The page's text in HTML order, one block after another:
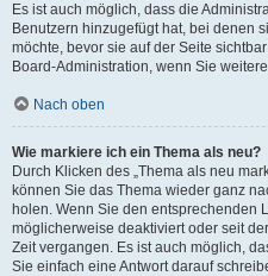
Es ist auch möglich, dass die
Benutzern hinzugefügt hat, bei denen
möchte, bevor sie auf der Seite
Board-Administration, wenn Sie
Nach oben
Wie markiere ich ein Thema als neu?
Durch Klicken des „Thema als neu
können Sie das Thema wieder ganz
holen. Wenn Sie den entsprechenden
möglicherweise deaktiviert oder seit
Zeit vergangen. Es ist auch möglich,
Sie einfach eine Antwort darauf